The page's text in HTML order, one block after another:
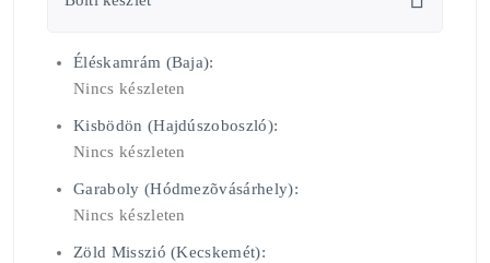
Éléskamrám (Baja):
Nincs készleten
Kisbödön (Hajdúszoboszló):
Nincs készleten
Garaboly (Hódmezõvásárhely):
Nincs készleten
Zöld Misszió (Kecskemét):